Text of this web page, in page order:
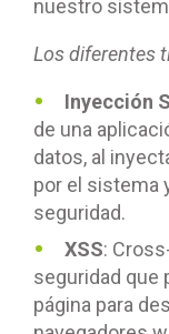
nuestro
Los diferentes
Inyección
de una
datos, al
por el sistema
seguridad.
XSS:
seguridad que
página para